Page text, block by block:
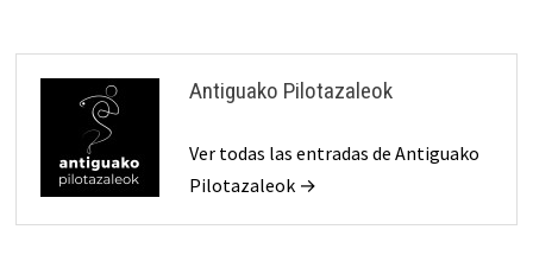
Antiguako Pilotazaleok
Ver todas las entradas de Antiguako
Pilotazaleok →